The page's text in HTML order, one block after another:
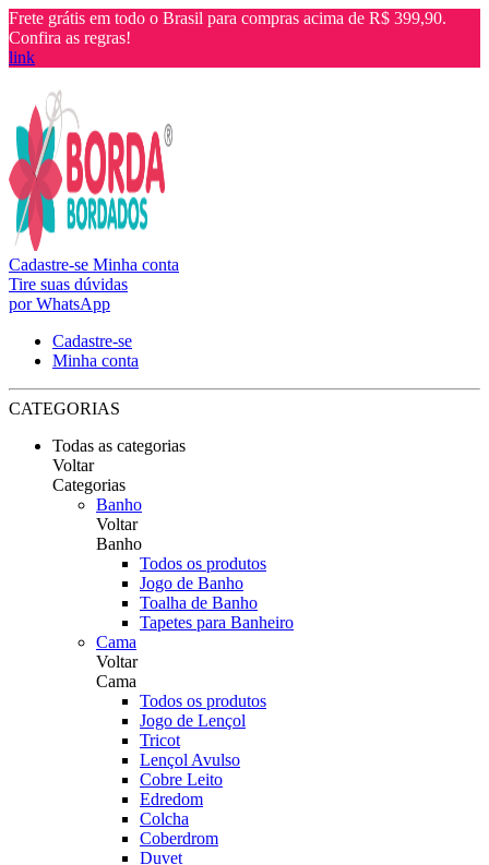
Frete grátis em todo o Brasil para compras acima de R$ 399,90.
Confira as regras!
link
Cadastre-se Minha conta
Tire suas dúvidas
por WhatsApp
Cadastre-se
Minha conta
CATEGORIAS
Todas as categorias
Voltar
Categorias
Banho
Voltar
Banho
Todos os produtos
Jogo de Banho
Toalha de Banho
Tapetes para Banheiro
Cama
Voltar
Cama
Todos os produtos
Jogo de Lençol
Tricot
Lençol Avulso
Cobre Leito
Edredom
Colcha
Coberdrom
Duvet